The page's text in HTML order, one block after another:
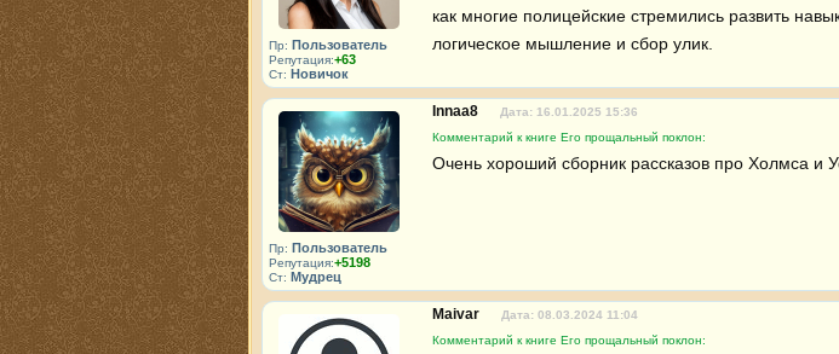
Пр: Пользователь
Репутация:+63
Ст: Новичок
как многие полицейские стремились развить
логическое мышление и сбор улик.
Пр: Пользователь
Репутация:+5198
Ст: Мудрец
Innaa8
Дата: 16.01.2025 15:36
Комментарий к книге Его прощальный поклон:
Очень хороший сборник рассказов про Холмса и
Maivar
Дата: 08.03.2024 11:04
Комментарий к книге Его прощальный поклон: